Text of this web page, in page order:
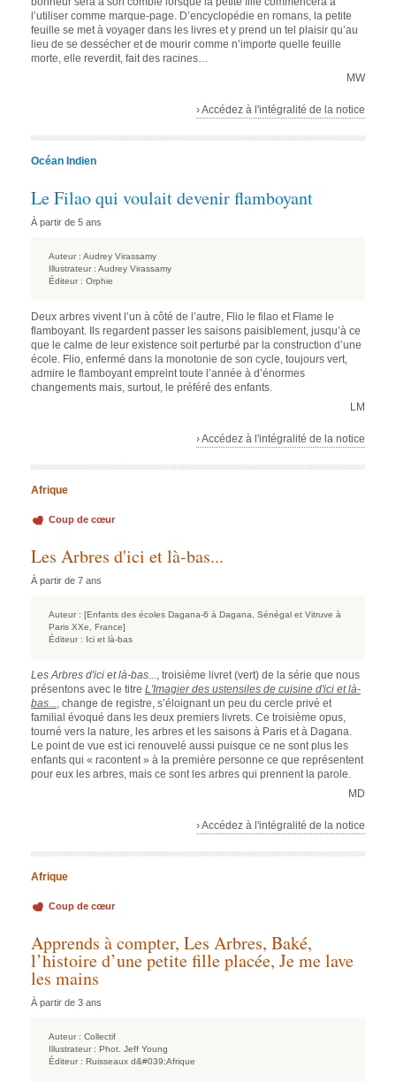
l’utiliser comme marque-page. D’encyclopédie en romans, la petite
feuille se met à voyager dans les livres et y prend un tel plaisir qu’au
lieu de se dessécher et de mourir comme n’importe quelle feuille
morte, elle reverdit, fait des racines…
MW
› Accédez à l'intégralité de la notice
Océan Indien
Le Filao qui voulait devenir flamboyant
À partir de 5 ans
Auteur : Audrey Virassamy
Illustrateur : Audrey Virassamy
Éditeur : Orphie
Deux arbres vivent l’un à côté de l’autre, Flio le filao et Flame le
flamboyant. Ils regardent passer les saisons paisiblement, jusqu’à ce
que le calme de leur existence soit perturbé par la construction d’une
école. Flio, enfermé dans la monotonie de son cycle, toujours vert,
admire le flamboyant empreint toute l’année à d’énormes
changements mais, surtout, le préféré des enfants.
LM
› Accédez à l'intégralité de la notice
Afrique
Coup de cœur
Les Arbres d'ici et là-bas...
À partir de 7 ans
Auteur : [Enfants des écoles Dagana-6 à Dagana, Sénégal et Vitruve à
Paris XXe, France]
Éditeur : Ici et là-bas
Les Arbres d'ici et là-bas..., troisième livret (vert) de la série que nous
présentons avec le titre L'Imagier des ustensiles de cuisine d'ici et là-
bas..., change de registre, s’éloignant un peu du cercle privé et
familial évoqué dans les deux premiers livrets. Ce troisième opus,
tourné vers la nature, les arbres et les saisons à Paris et à Dagana.
Le point de vue est ici renouvelé aussi puisque ce ne sont plus les
enfants qui « racontent » à la première personne ce que représentent
pour eux les arbres, mais ce sont les arbres qui prennent la parole.
MD
› Accédez à l'intégralité de la notice
Afrique
Coup de cœur
Apprends à compter, Les Arbres, Baké,
l’histoire d’une petite fille placée, Je me lave
les mains
À partir de 3 ans
Auteur : Collectif
Illustrateur : Phot. Jeff Young
Éditeur : Ruisseaux d&#039;Afrique